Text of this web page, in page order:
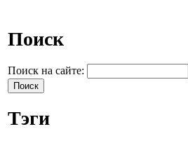
Поиск
Поиск на сайте:
Тэги